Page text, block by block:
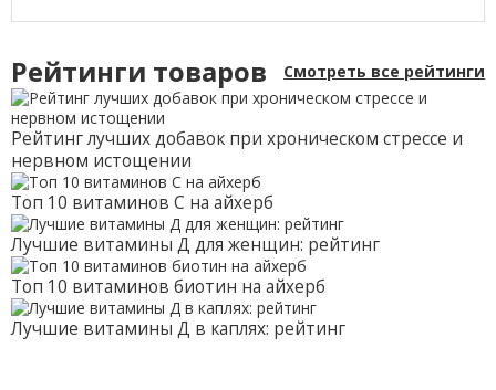
Рейтинги товаров Смотреть все рейтинги
Рейтинг лучших добавок при хроническом стрессе и
нервном истощении
Топ 10 витаминов С на айхерб
Лучшие витамины Д для женщин: рейтинг
Топ 10 витаминов биотин на айхерб
Лучшие витамины Д в каплях: рейтинг